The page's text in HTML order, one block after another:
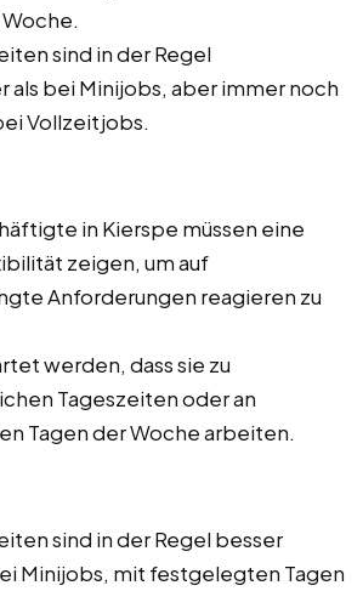
sind in der Regel
als bei Minijobs, aber immer noch
Vollzeitjobs.
in Kierspe müssen eine
zeigen, um auf
Anforderungen reagieren zu
werden, dass sie zu
Tageszeiten oder an
Tagen der Woche arbeiten.
sind in der Regel besser
Minijobs, mit festgelegten Tagen